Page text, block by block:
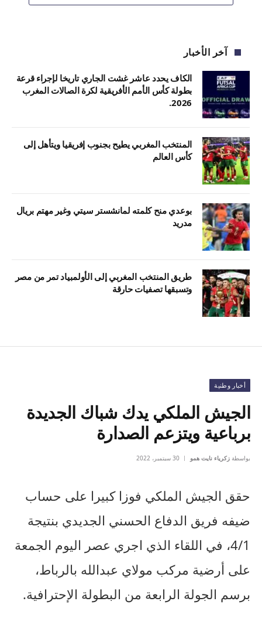
آخر الأخبار
الكاف يحدد عاشر غشت الجاري تاريخا لإجراء قرعة
بطولة كأس الأمم الأفريقية لكرة الصالات المغرب
2026.
المنتخب المغربي يطيح بجنوب إفريقيا ويتأهل إلى
كأس العالم
بوعدي منح كلمته لمانشستر سيتي وغير مهتم بريال
مدريد
طريق المنتخب المغربي إلى الأولمبياد تمر من مصر
وتسبقها تصفيات حارقة
أخبار وطنية
الجيش الملكي يدك شباك الجديدة
برباعية ويتزعم الصدارة
بواسطة زكرياء نايت همو 30 سبتمبر، 2022
حقق الجيش الملكي فوزا كبيرا على حساب
ضيفه فريق الدفاع الحسني الجديدي بنتيجة
4/1، في اللقاء الذي اجري عصر اليوم الجمعة
على أرضية مركب مولاي عبدالله بالرباط،
برسم الجولة الرابعة من البطولة الإحترافية.